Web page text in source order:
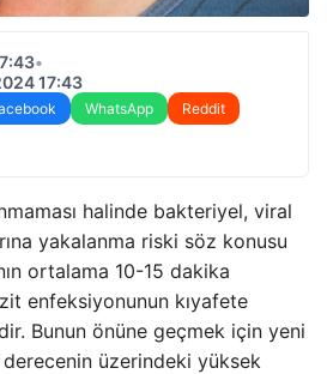
•
17:43
WhatsApp
Reddit
halinde bakteriyel, viral
yakalanma riski söz konusu
ortalama 10-15 dakika
enfeksiyonunun kıyafete
Bunun önüne geçmek için yeni
derecenin üzerindeki yüksek